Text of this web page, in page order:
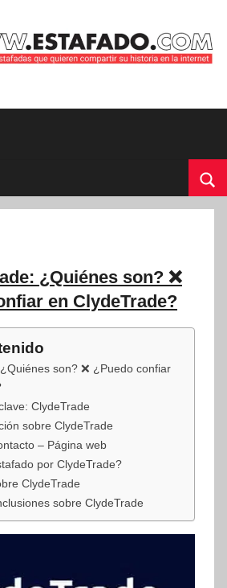
¿Quiénes son? ❌
en ClydeTrade?
son? ❌ ¿Puedo confiar
ClydeTrade
sobre ClydeTrade
– Página web
por ClydeTrade?
ClydeTrade
sobre ClydeTrade